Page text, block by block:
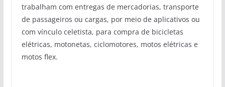
trabalham com entregas de mercadorias, transporte
de passageiros ou cargas, por meio de aplicativos ou
com vínculo celetista, para compra de bicicletas
elétricas, motonetas, ciclomotores, motos elétricas e
motos flex.